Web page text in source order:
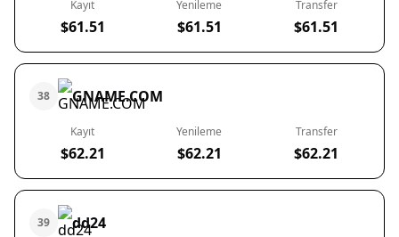
Kayıt
$61.51
Yenileme
$61.51
Transfer
$61.51
38 GNAME.COM
Kayıt
$62.21
Yenileme
$62.21
Transfer
$62.21
39 dd24